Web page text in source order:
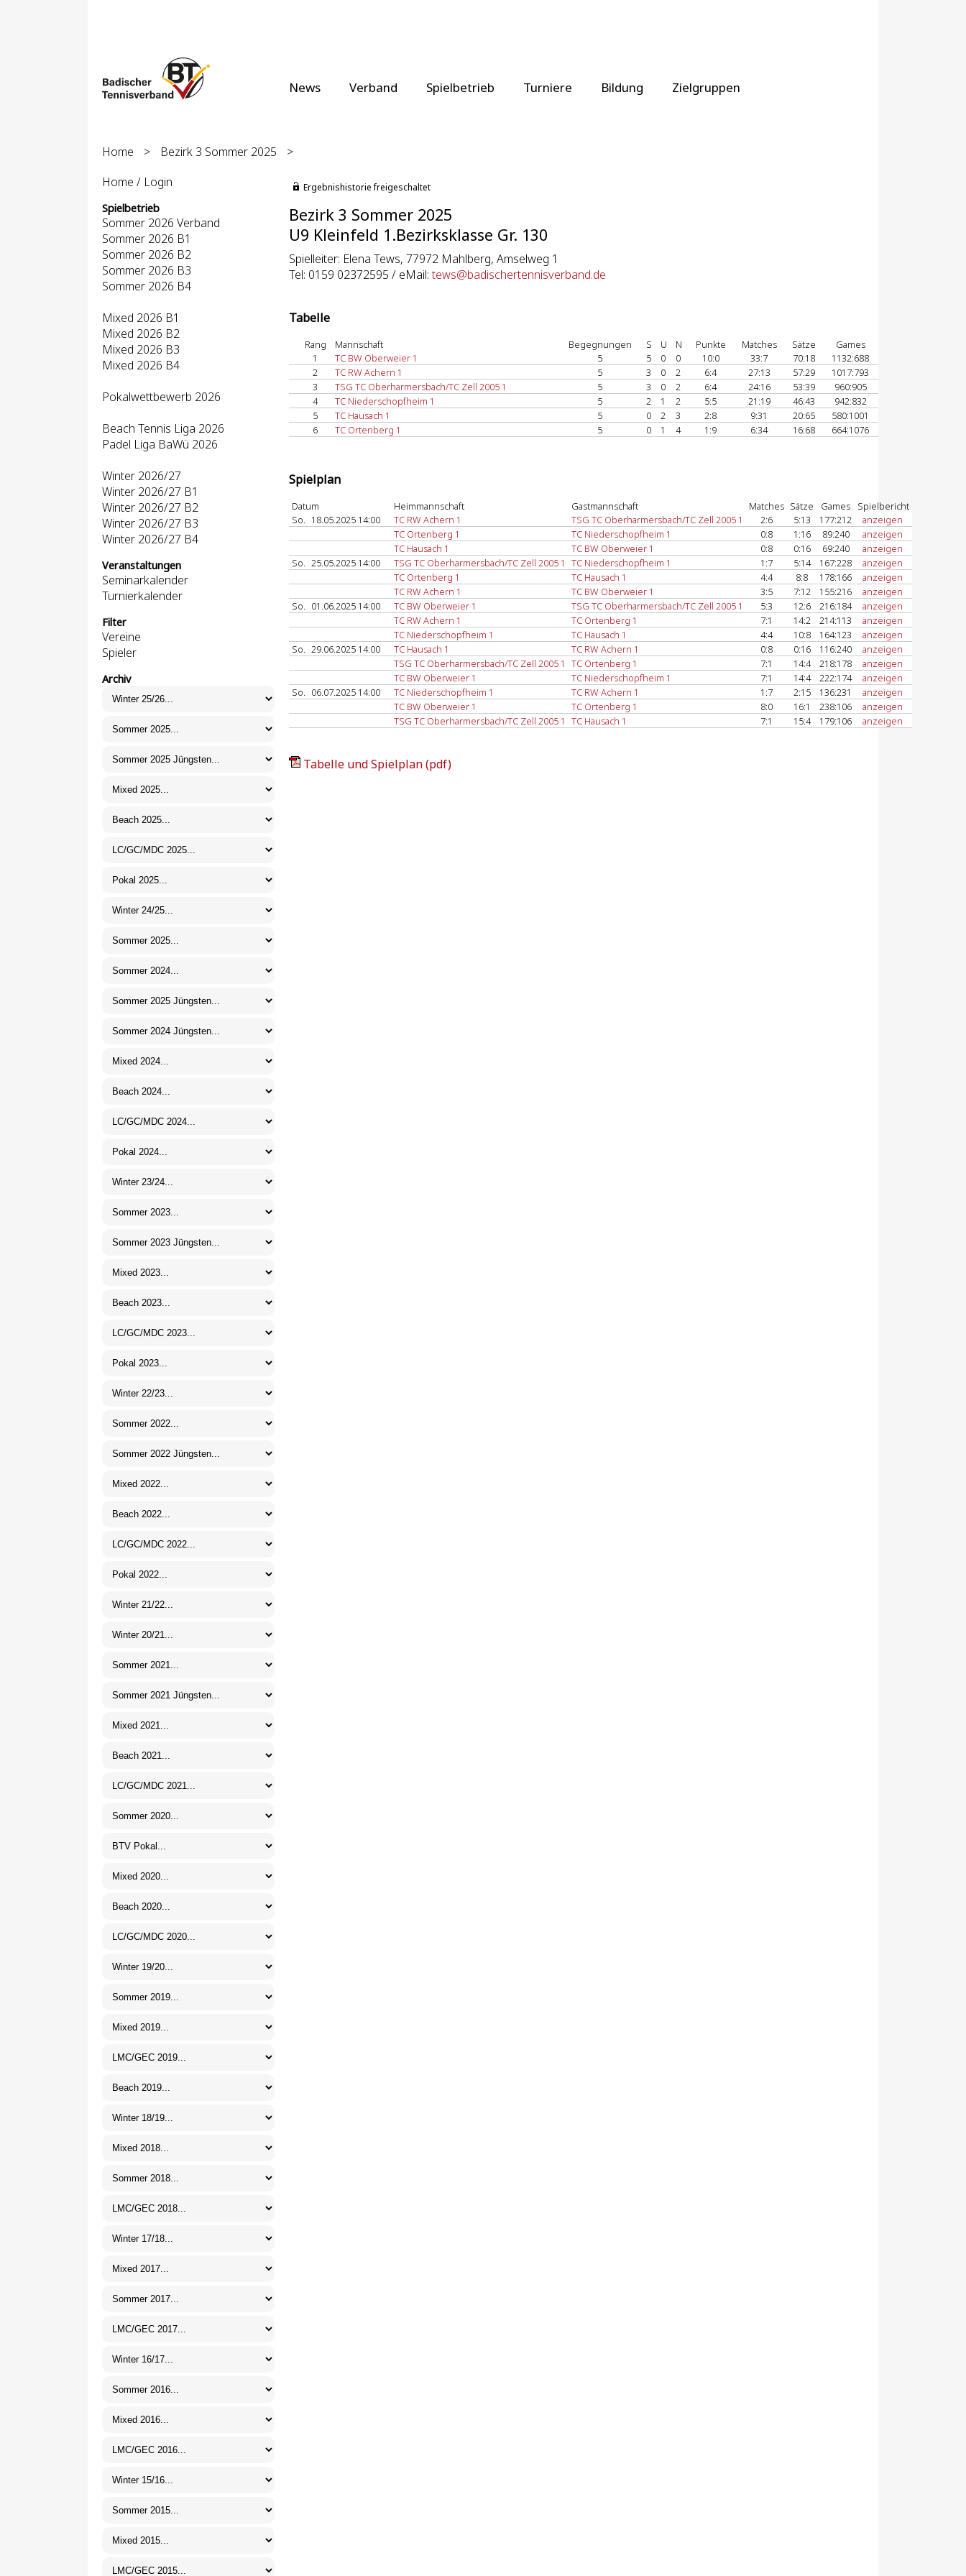
News Verband Spielbetrieb Turniere Bildung Zielgruppen
Home > Bezirk 3 Sommer 2025
>
Home / Login
Spielbetrieb
Sommer 2026 Verband
Sommer 2026 B1
Sommer 2026 B2
Sommer 2026 B3
Sommer 2026 B4
Mixed 2026 B1
Mixed 2026 B2
Mixed 2026 B3
Mixed 2026 B4
Pokalwettbewerb 2026
Beach Tennis Liga 2026
Padel Liga BaWü 2026
Winter 2026/27
Winter 2026/27 B1
Winter 2026/27 B2
Winter 2026/27 B3
Winter 2026/27 B4
Veranstaltungen
Seminarkalender
Turnierkalender
Filter
Vereine
Spieler
Archiv
Ergebnishistorie freigeschaltet
Bezirk 3 Sommer 2025
U9 Kleinfeld 1.Bezirksklasse Gr. 130
Spielleiter: Elena Tews, 77972 Mahlberg, Amselweg 1
Tel: 0159 02372595 / eMail:tews@badischertennisverband.de
Tabelle
Rang Mannschaft Begegnungen S U N Punkte Matches Sätze
Games
1
TC BW Oberweier 1 5 5 0 0 10:0 33:7 70:18
1132:688
2
TC RW Achern 1 5 3 0 2 6:4 27:13 57:29
1017:793
3
TSG TC Oberharmersbach/TC Zell 2005 1 5 3 0 2 6:4 24:16 53:39
960:905
4
TC Niederschopfheim 1 5 2 1 2 5:5 21:19 46:43
942:832
5
TC Hausach 1 5 0 2 3 2:8 9:31 20:65
580:1001
6
TC Ortenberg 1 5 0 1 4 1:9 6:34 16:68 664:1076
Spielplan
Datum Heimmannschaft Gastmannschaft Matches Sätze Games
Spielbericht
So. 18.05.2025 14:00 TC RW Achern 1 TSG TC Oberharmersbach/TC Zell 2005 1 2:6 5:13 177:212
anzeigen
TC Ortenberg 1
TC Niederschopfheim 1 0:8 1:16 89:240
anzeigen
TC Hausach 1
TC BW Oberweier 1 0:8 0:16 69:240
anzeigen
So. 25.05.2025 14:00 TSG TC Oberharmersbach/TC Zell 2005 1 TC Niederschopfheim 1 1:7 5:14 167:228
anzeigen
TC Ortenberg 1
TC Hausach 1 4:4 8:8 178:166
anzeigen
TC RW Achern 1
TC BW Oberweier 1 3:5 7:12 155:216
anzeigen
So. 01.06.2025 14:00 TC BW Oberweier 1 TSG TC Oberharmersbach/TC Zell 2005 1 5:3 12:6 216:184
anzeigen
TC RW Achern 1
TC Ortenberg 1 7:1 14:2 214:113
anzeigen
TC Niederschopfheim 1
TC Hausach 1 4:4 10:8 164:123
anzeigen
So. 29.06.2025 14:00 TC Hausach 1 TC RW Achern 1 0:8 0:16 116:240
anzeigen
TSG TC Oberharmersbach/TC Zell 2005 1
TC Ortenberg 1 7:1 14:4 218:178
anzeigen
TC BW Oberweier 1
TC Niederschopfheim 1 7:1 14:4 222:174
anzeigen
So. 06.07.2025 14:00 TC Niederschopfheim 1 TC RW Achern 1 1:7 2:15 136:231
anzeigen
TC BW Oberweier 1
TC Ortenberg 1 8:0 16:1 238:106
anzeigen
TSG TC Oberharmersbach/TC Zell 2005 1
TC Hausach 1 7:1 15:4 179:106 anzeigen
Tabelle und Spielplan (pdf)